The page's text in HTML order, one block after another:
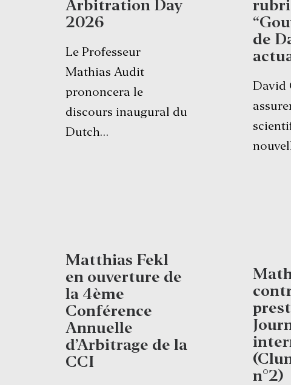
Arbitration Day
2026
Le Professeur
Mathias Audit
prononcera le
discours inaugural du
Dutch…
de
David
Matthias Fekl
en ouverture de
la 4ème
Conférence
Annuelle
d’Arbitrage de la
CCI
n°2)